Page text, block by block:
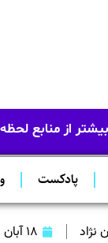
از منابع
پادکست
نژاد ۱۸ آبان ۱۳۹۹